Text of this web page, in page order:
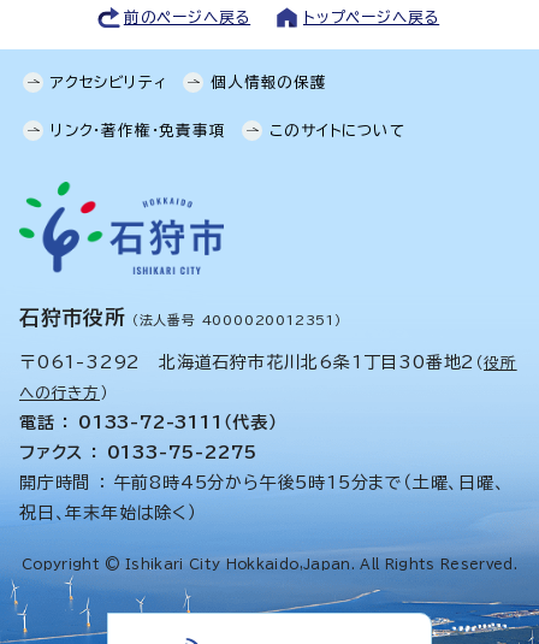
前のページへ戻る トップページへ戻る
アクセシビリティ 個人情報の保護
リンク・著作権・免責事項 このサイトについて
石狩市役所 （法人番号 4000020012351）
〒061-3292 北海道石狩市花川北6条1丁目30番地2 （役所
への行き方 ）
電話 ： 0133-72-3111（代表）
ファクス ： 0133-75-2275
開庁時間 ： 午前8時45分から午後5時15分まで（土曜、日曜、
祝日、年末年始は除く）
Copyright © Ishikari City Hokkaido,Japan. All Rights Reserved.